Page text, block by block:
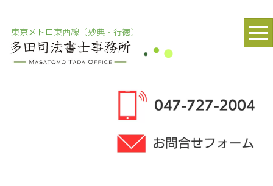
東京メトロ東西線〔妙典・行徳〕